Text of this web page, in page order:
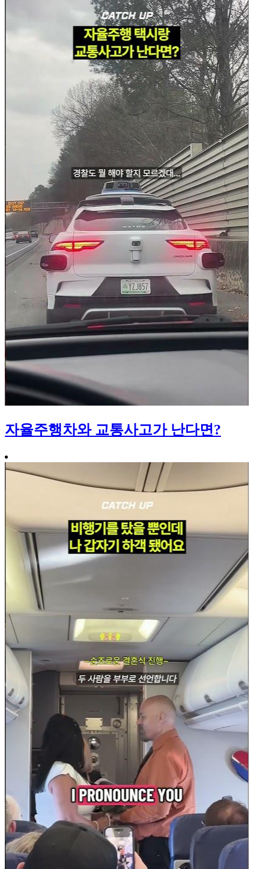
자율주행차와 교통사고가 난다면?